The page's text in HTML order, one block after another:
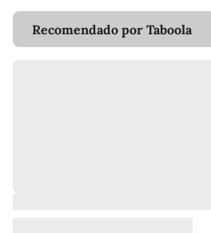
Recomendado por Taboola